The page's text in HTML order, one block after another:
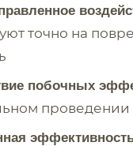
точно на
побочных